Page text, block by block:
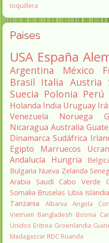
toquillera
Paises
USA España
Argentina México
Brasil Italia Austria
Suecia Polonia Perú
Holanda India Uruguay
Venezuela
Noruega
Nicaragua Australia
Dinamarca Sudáfrica
Egipto
Marruecos
Andalucía
Hungria
Bulgaria Nueva Zelanda
Arabia Saudí Cabo Verde
Somalia Bruselas Libia
Tanzania
Albania Angola
Vietnam Bangladesh Bosnia
Unidos Eritrea Groenlandia
Madagascar RDC Ruanda